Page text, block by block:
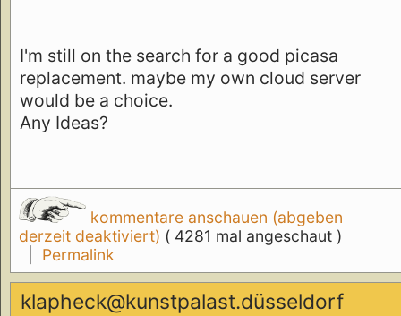
I'm still on the search for a good picasa
replacement. maybe my own cloud server
would be a choice.
Any Ideas?
kommentare anschauen (abgeben
derzeit deaktiviert) ( 4281 mal angeschaut )
Permalink
klapheck@kunstpalast.düsseldorf